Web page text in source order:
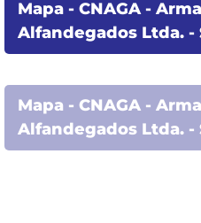
Mapa - CNAGA -
Alfandegados Ltda. -
Mapa - CNAGA -
Alfandegados Ltda. -